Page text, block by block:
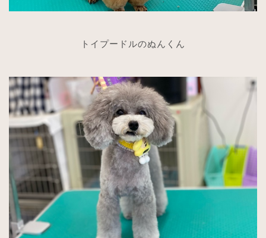
トイプードルのぬんくん